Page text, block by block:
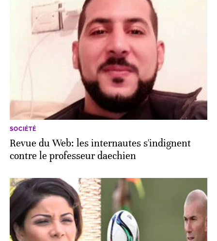
SOCIÉTÉ
Revue du Web: les internautes s'indignent
contre le professeur daechien